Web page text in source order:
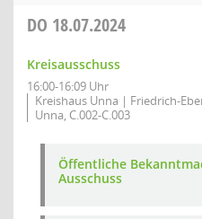
DO 18.07.2024
Kreisausschuss
16:00-16:09 Uhr
Kreishaus Unna | Friedrich-
Unna, C.002-C.003
Öffentliche
Ausschuss